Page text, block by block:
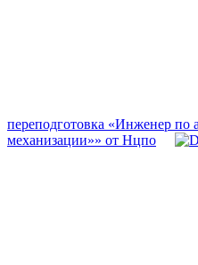
переподготовка «Инженер по
механизации»» от Нцпо